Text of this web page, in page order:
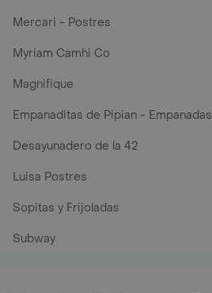
Mercari - Postres
Myriam Camhi Co
Magnifique
Empanaditas de Pipian - Empanadas
Desayunadero de la 42
Luisa Postres
Sopitas y Frijoladas
Subway